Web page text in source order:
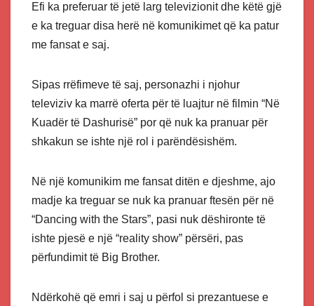
Efi ka preferuar të jetë larg televizionit dhe këtë gjë
e ka treguar disa herë në komunikimet që ka patur
me fansat e saj.
Sipas rrëfimeve të saj, personazhi i njohur
televiziv ka marrë oferta për të luajtur në filmin “Në
Kuadër të Dashurisë” por që nuk ka pranuar për
shkakun se ishte një rol i parëndësishëm.
Në një komunikim me fansat ditën e djeshme, ajo
madje ka treguar se nuk ka pranuar ftesën për në
“Dancing with the Stars”, pasi nuk dëshironte të
ishte pjesë e një “reality show” përsëri, pas
përfundimit të Big Brother.
Ndërkohë që emri i saj u përfol si prezantuese e